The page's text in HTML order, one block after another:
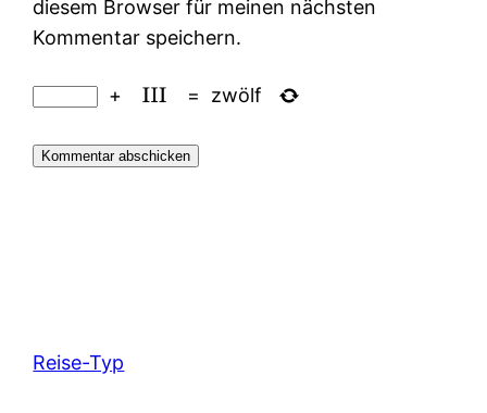
diesem Browser für meinen nächsten
Kommentar speichern.
+ = zwölf
Reise-Typ